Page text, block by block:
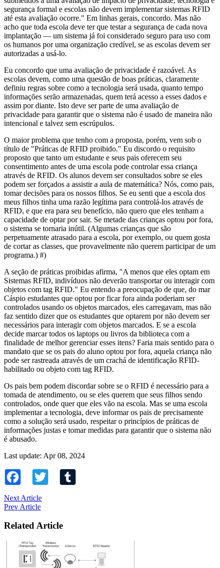
segurança formal e escolas não devem implementar sistemas RFID
até esta avaliação ocorre." Em linhas gerais, concordo. Mas não
acho que toda escola deve ter que testar a segurança de cada nova
implantação — um sistema já foi considerado seguro para uso com
os humanos por uma organização credível, se as escolas devem ser
autorizadas a usá-lo.
Eu concordo que uma avaliação de privacidade é razoável. As
escolas devem, como uma questão de boas práticas, claramente
definiu regras sobre como a tecnologia será usada, quanto tempo
informações serão armazenadas, quem terá acesso a esses dados e
assim por diante. Isto deve ser parte de uma avaliação de
privacidade para garantir que o sistema não é usado de maneira não
intencional e talvez sem escrúpulos.
O maior problema que tenho com a proposta, porém, vem sob o
título de "Práticas de RFID proibido." Eu discordo o requisito
proposto que tanto um estudante e seus pais oferecem seu
consentimento antes de uma escola pode controlar essa criança
através de RFID. Os alunos devem ser consultados sobre se eles
podem ser forçados a assistir a aula de matemática? Nós, como pais,
tomar decisões para os nossos filhos. Se eu senti que a escola dos
meus filhos tinha uma razão legítima para controlá-los através de
RFID, e que era para seu benefício, não quero que eles tenham a
capacidade de optar por sair. Se metade das crianças optou por fora,
o sistema se tornaria inútil. (Algumas crianças que são
perpetuamente atrasado para a escola, por exemplo, ou quem gosta
de cortar as classes, que provavelmente não querem participar de um
programa.) #)
A seção de práticas proibidas afirma, "A menos que eles optam em
Sistemas RFID, indivíduos não deverão transportar ou interagir com
objetos com tag RFID." Eu entendo a preocupação de que, do mar
Cáspio estudantes que optou por ficar fora ainda poderiam ser
controlados usando os objetos marcados, eles carregavam, mas não
faz sentido dizer que os estudantes que optarem por não devem ser
necessários para interagir com objetos marcados. E se a escola
decide marcar todos os laptops ou livros da biblioteca com a
finalidade de melhor gerenciar esses itens? Faria mais sentido para o
mandato que se os pais do aluno optou por fora, aquela criança não
pode ser rastreada através de um crachá de identificação RFID-
habilitado ou objeto com tag RFID.
Os pais bem podem discordar sobre se o RFID é necessário para a
tomada de atendimento, ou se eles querem que seus filhos sendo
controlados, onde quer que eles vão na escola. Mas se uma escola
implementar a tecnologia, deve informar os pais de precisamente
como a solução será usado, respeitar o princípios de práticas de
informações justas e tomar medidas para garantir que o sistema não
é abusado.
Last update: Apr 08, 2024
Facebook Twitter
Next Article
Prev Article
Related Article